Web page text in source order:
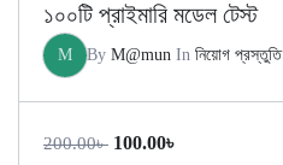
১০০টি প্রাইমারি মডেল টেস্ট
M By M@mun In নিয়োগ প্রস্তুতি
200.00৳ Original
100.00৳